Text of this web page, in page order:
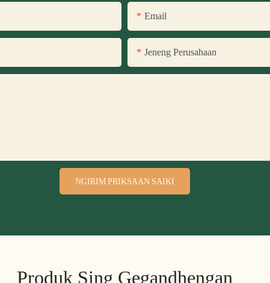
Email
Jeneng Perusahaan
NGIRIM PRIKSAAN SAIKI
Produk Sing Gegandhengan